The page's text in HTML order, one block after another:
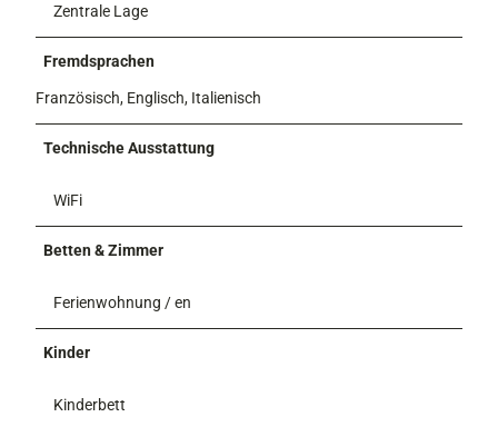
Zentrale Lage
Fremdsprachen
Französisch, Englisch, Italienisch
Technische Ausstattung
WiFi
Betten & Zimmer
Ferienwohnung / en
Kinder
Kinderbett